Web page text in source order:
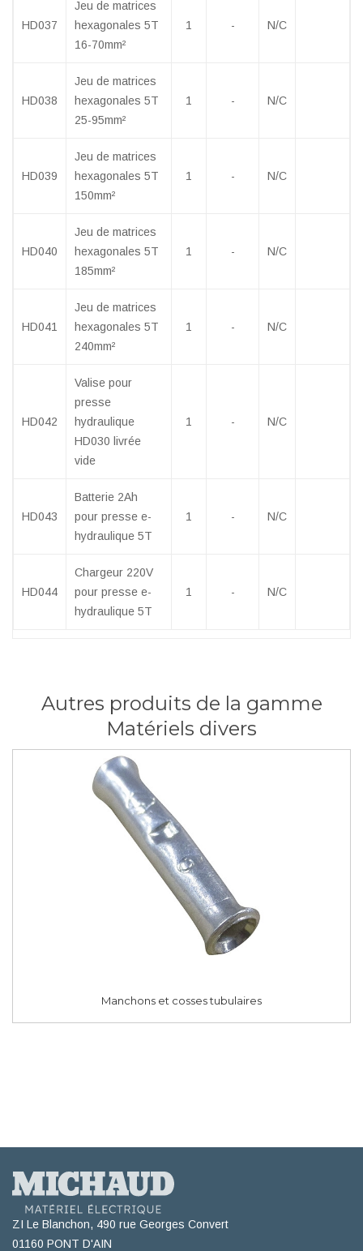
HD037
Jeu de matrices
hexagonales 5T
16-70mm²
1 - N/C
HD038
Jeu de matrices
hexagonales 5T
25-95mm²
1 - N/C
HD039
Jeu de matrices
hexagonales 5T
150mm²
1 - N/C
HD040
Jeu de matrices
hexagonales 5T
185mm²
1 - N/C
HD041
Jeu de matrices
hexagonales 5T
240mm²
1 - N/C
HD042
Valise pour
presse
hydraulique
HD030 livrée
vide
1 - N/C
HD043
Batterie 2Ah
pour presse e-
hydraulique 5T
1 - N/C
HD044
Chargeur 220V
pour presse e-
hydraulique 5T
1 - N/C
Autres produits de la gamme
Matériels divers
Manchons et cosses tubulaires
ZI Le Blanchon, 490 rue Georges Convert
01160 PONT D'AIN